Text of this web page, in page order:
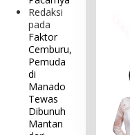
Redaksi
pada
Faktor
Cemburu,
Pemuda
di
Manado
Tewas
Dibunuh
Mantan